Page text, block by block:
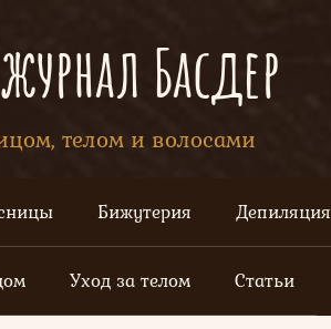
Басдер
телом и волосами
Бижутерия Депиляция
Уход за телом Статьи